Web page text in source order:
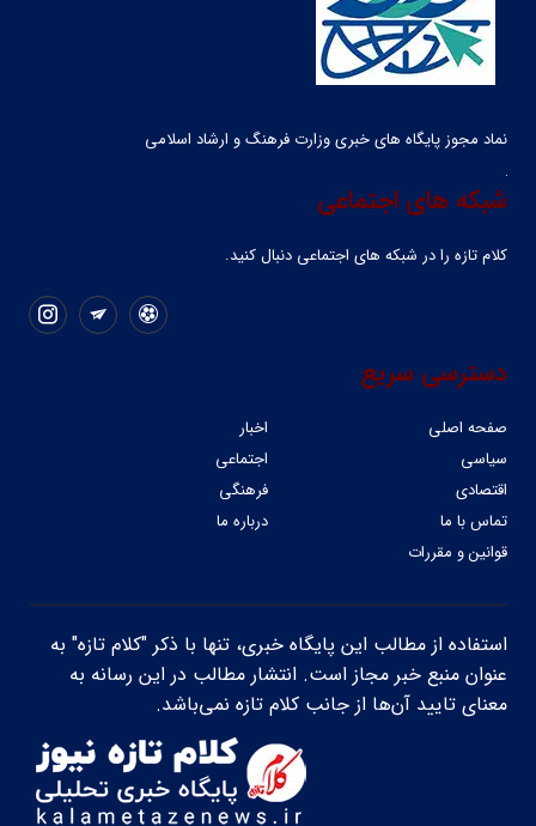
نماد مجوز پایگاه های خبری وزارت فرهنگ و ارشاد اسلامی
شبکه های اجتماعی
کلام تازه را در شبکه ‌های اجتماعی دنبال کنید.
دسترسی سریع
صفحه اصلی
اخبار
سیاسی
اجتماعی
اقتصادی
فرهنگی
تماس با ما
درباره ما
قوانین و مقررات
استفاده از مطالب این پایگاه خبری، تنها با ذکر "کلام تازه" به
عنوان منبع خبر مجاز است. انتشار مطالب در این رسانه به
معنای تایید آن‌ها از جانب کلام تازه نمی‌باشد.